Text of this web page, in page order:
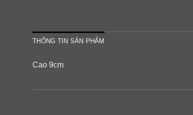
THÔNG TIN SẢN PHẨM
Cao 9cm